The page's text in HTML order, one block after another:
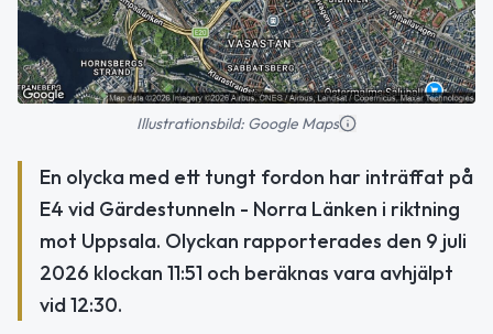
Illustrationsbild: Google Maps
En olycka med ett tungt fordon har inträffat på
E4 vid Gärdestunneln - Norra Länken i riktning
mot Uppsala. Olyckan rapporterades den 9 juli
2026 klockan 11:51 och beräknas vara avhjälpt
vid 12:30.